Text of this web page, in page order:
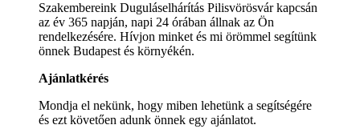
Szakembereink Duguláselhárítás Pilisvörösvár kapcsán
az év 365 napján, napi 24 órában állnak az Ön
rendelkezésére. Hívjon minket és mi örömmel segítünk
önnek Budapest és környékén.
Ajánlatkérés
Mondja el nekünk, hogy miben lehetünk a segítségére
és ezt követően adunk önnek egy ajánlatot.